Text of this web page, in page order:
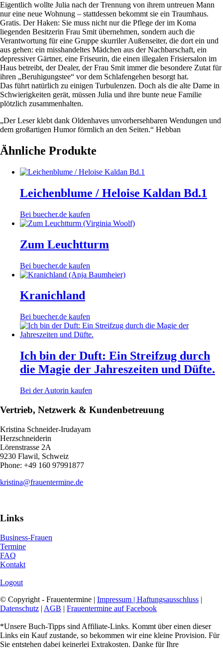
Eigentlich wollte Julia nach der Trennung von ihrem untreuen Mann
nur eine neue Wohnung – stattdessen bekommt sie ein Traumhaus.
Gratis. Der Haken: Sie muss nicht nur die Pflege der im Koma
liegenden Besitzerin Frau Smit übernehmen, sondern auch die
Verantwortung für eine Gruppe skurriler Außenseiter, die dort ein und
aus gehen: ein misshandeltes Mädchen aus der Nachbarschaft, ein
depressiver Gärtner, eine Friseurin, die einen illegalen Frisiersalon im
Haus betreibt, der Dealer, der Frau Smit immer die besondere Zutat für
ihren „Beruhigungstee“ vor dem Schlafengehen besorgt hat.
Das führt natürlich zu einigen Turbulenzen. Doch als die alte Dame in
Schwierigkeiten gerät, müssen Julia und ihre bunte neue Familie
plötzlich zusammenhalten.
„Der Leser klebt dank Oldenhaves unvorhersehbaren Wendungen und
dem großartigen Humor förmlich an den Seiten.“ Hebban
Ähnliche Produkte
Leichenblume / Heloise Kaldan Bd.1
Bei buecher.de kaufen
Zum Leuchtturm
Bei buecher.de kaufen
Kranichland
Bei buecher.de kaufen
Ich bin der Duft: Ein Streifzug durch
die Magie der Jahreszeiten und Düfte.
Bei der Autorin kaufen
Vertrieb, Netzwerk & Kundenbetreuung
Kristina Schneider-Irudayam
Herzschneiderin
Lörenstrasse 2A
9230 Flawil, Schweiz
Phone: +49 160 97991877
kristina@frauentermine.de
Links
Business-Frauen
Termine
FAQ
Kontakt
Logout
© Copyright - Frauentermine | Impressum | Haftungsausschluss |
Datenschutz | AGB | Frauentermine auf Facebook
*Unsere Buch-Tipps sind Affiliate-Links. Kommt über einen dieser
Links ein Kauf zustande, so bekommen wir eine kleine Provision. Für
Sie entstehen dabei keinerlei Extrakosten. Danke für Ihre